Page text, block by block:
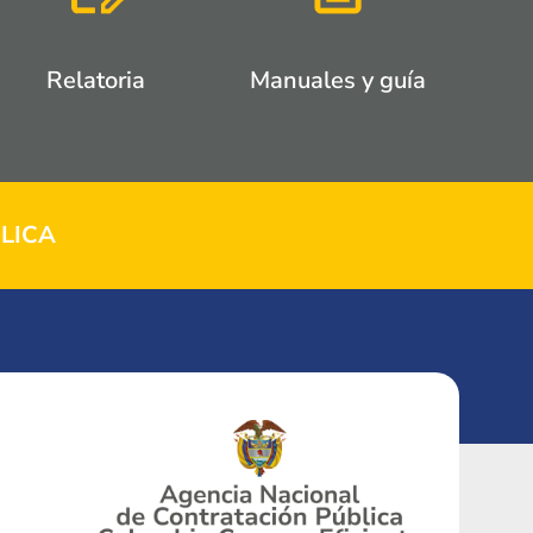
Relatoria Manuales y guía